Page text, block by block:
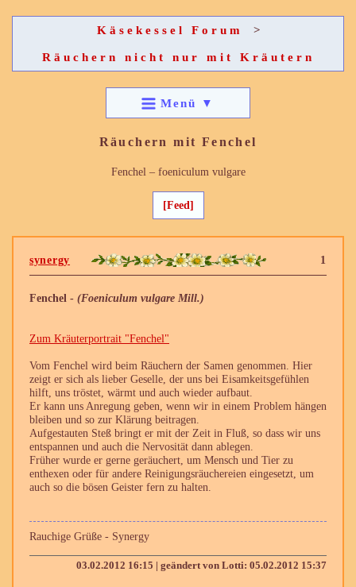
Käsekessel Forum
>
Räuchern nicht nur mit Kräutern
Menü ▼
Räuchern mit Fenchel
Fenchel – foeniculum vulgare
[Feed]
1
synergy
Fenchel - (Foeniculum vulgare Mill.)
Zum Kräuterportrait "Fenchel"
Vom Fenchel wird beim Räuchern der Samen genommen. Hier
zeigt er sich als lieber Geselle, der uns bei Eisamkeitsgefühlen
hilft, uns tröstet, wärmt und auch wieder aufbaut.
Er kann uns Anregung geben, wenn wir in einem Problem hängen
bleiben und so zur Klärung beitragen.
Aufgestauten Steß bringt er mit der Zeit in Fluß, so dass wir uns
entspannen und auch die Nervosität dann ablegen.
Früher wurde er gerne geräuchert, um Mensch und Tier zu
enthexen oder für andere Reinigungsräuchereien eingesetzt, um
auch so die bösen Geister fern zu halten.
Rauchige Grüße - Synergy
03.02.2012 16:15 | geändert von Lotti: 05.02.2012 15:37